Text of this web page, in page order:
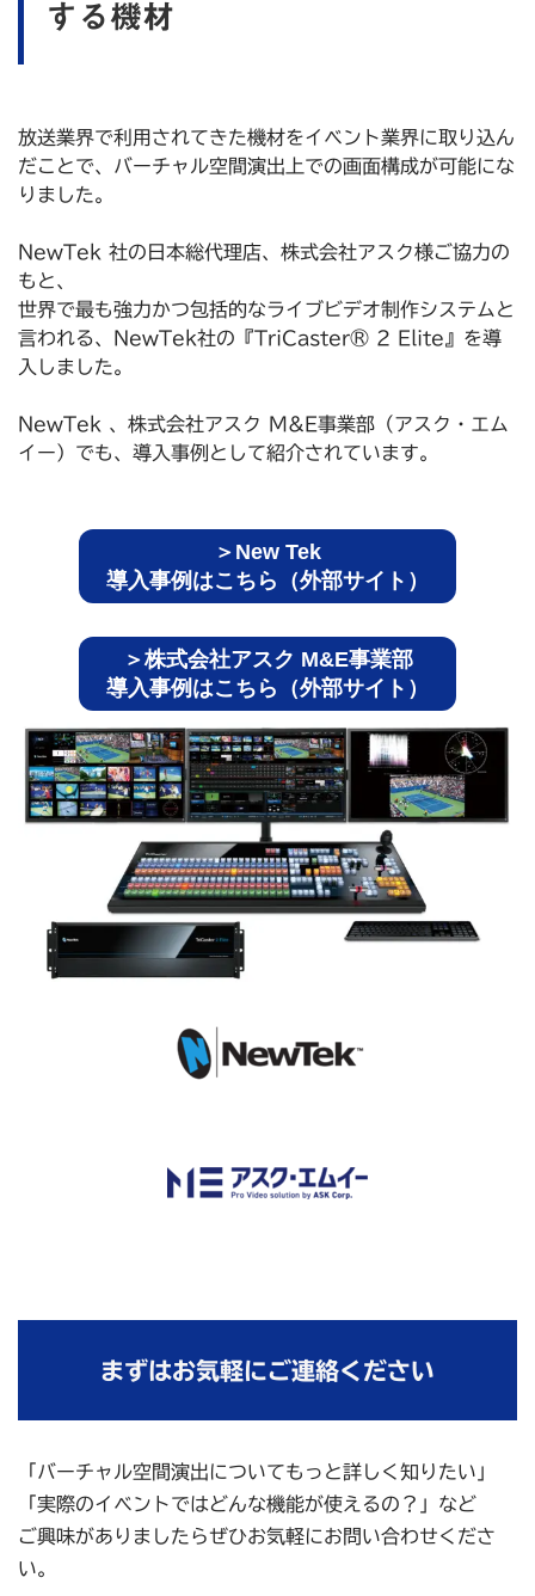
する機材
放送業界で利用されてきた機材をイベント業界に取り込ん
だことで、バーチャル空間演出上での画面構成が可能にな
りました。
NewTek 社の日本総代理店、株式会社アスク様ご協力の
もと、
世界で最も強力かつ包括的なライブビデオ制作システムと
言われる、NewTek社の『TriCaster® 2 Elite』を導
入しました。
NewTek 、株式会社アスク M&E事業部（アスク・エム
イー）でも、導入事例として紹介されています。
＞New Tek
導入事例はこちら（外部サイト）
＞株式会社アスク M&E事業部
導入事例はこちら（外部サイト）
まずはお気軽にご連絡ください
「バーチャル空間演出についてもっと詳しく知りたい」
「実際のイベントではどんな機能が使えるの？」など
ご興味がありましたらぜひお気軽にお問い合わせくださ
い。